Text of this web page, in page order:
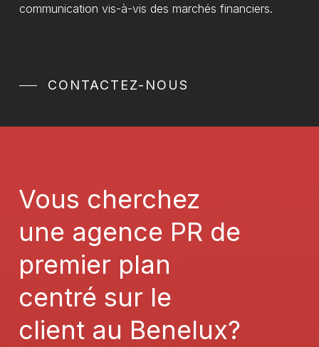
communication vis-à-vis des marchés financiers.
CONTACTEZ-NOUS
Vous cherchez
une agence PR de
premier plan
centré sur le
client au Benelux?